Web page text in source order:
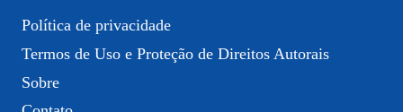
Política de privacidade
Termos de Uso e Proteção de Direitos Autorais
Sobre